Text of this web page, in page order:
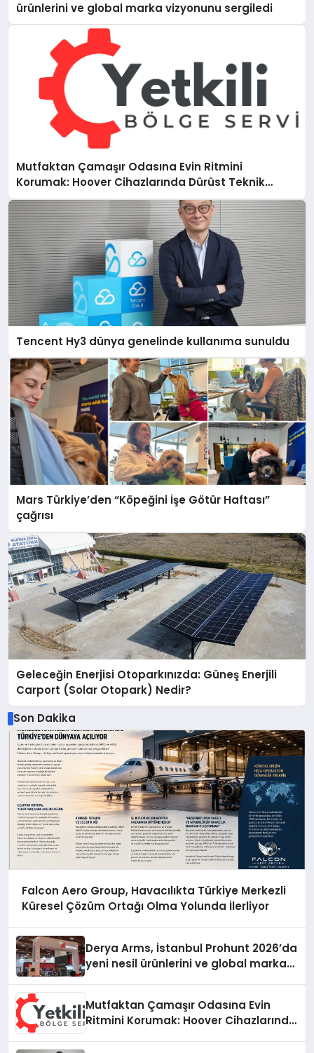
ürünlerini ve global marka vizyonunu sergiledi
Mutfaktan Çamaşır Odasına Evin Ritmini
Korumak: Hoover Cihazlarında Dürüst Teknik
Destek Deneyimi
Tencent Hy3 dünya genelinde kullanıma sunuldu
Mars Türkiye’den “Köpeğini İşe Götür Haftası”
çağrısı
Geleceğin Enerjisi Otoparkınızda: Güneş Enerjili
Carport (Solar Otopark) Nedir?
Son Dakika
Falcon Aero Group, Havacılıkta Türkiye Merkezli
Küresel Çözüm Ortağı Olma Yolunda İlerliyor
Derya Arms, İstanbul Prohunt 2026’da
yeni nesil ürünlerini ve global marka
Mutfaktan Çamaşır Odasına Evin
Ritmini Korumak: Hoover Cihazlarında